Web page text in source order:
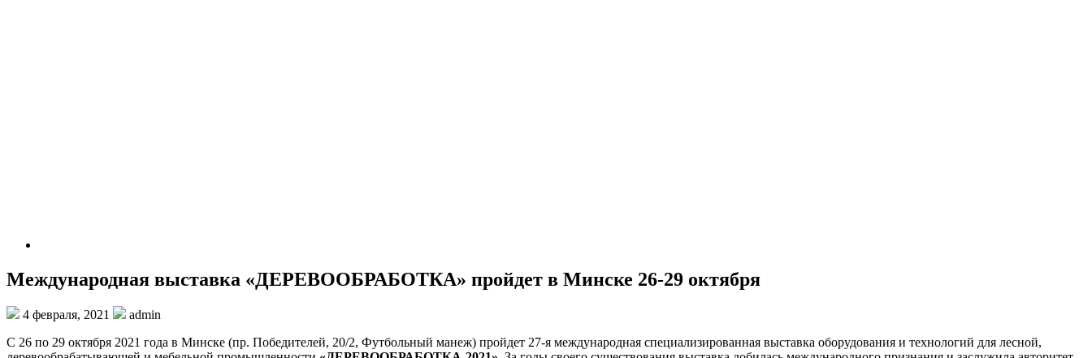
Международная выставка «ДЕРЕВООБРАБОТКА» пройдет в Минске 26-29 октября
4 февраля, 2021
admin
С 26 по 29 октября 2021 года в Минске (пр. Победителей, 20/2, Футбольный манеж) пройдет 27-я международная специализированная выставка оборудования и технологий для лесной,